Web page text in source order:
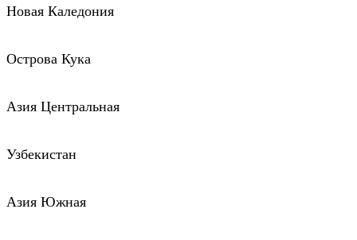
Новая Каледония
Острова Кука
Азия Центральная
Узбекистан
Азия Южная